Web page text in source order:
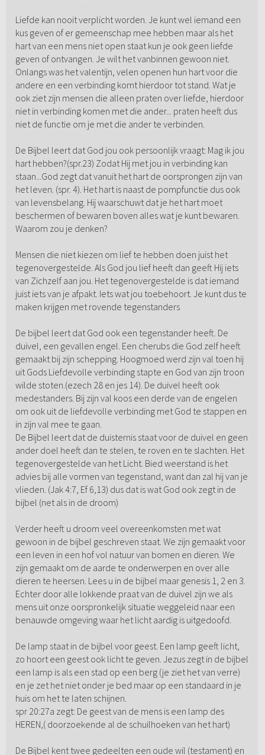
Liefde kan nooit verplicht worden. Je kunt wel iemand een
kus geven of er gemeenschap mee hebben maar als het
hart van een mens niet open staat kun je ook geen liefde
geven of ontvangen. Je wilt het vanbinnen gewoon niet.
Onlangs was het valentijn, velen openen hun hart voor die
andere en een verbinding komt hierdoor tot stand. Wat je
ook ziet zijn mensen die alleen praten over liefde, hierdoor
niet in verbinding komen met die ander... praten heeft dus
niet de functie om je met die ander te verbinden.
De Bijbel leert dat God jou ook persoonlijk vraagt: Mag ik jou
hart hebben?(spr.23) Zodat Hij met jou in verbinding kan
staan...God zegt dat vanuit het hart de oorsprongen zijn van
het leven. (spr. 4). Het hart is naast de pompfunctie dus ook
van levensbelang. Hij waarschuwt dat je het hart moet
beschermen of bewaren boven alles wat je kunt bewaren.
Waarom zou je denken?
Mensen die niet kiezen om lief te hebben doen juist het
tegenovergestelde. Als God jou lief heeft dan geeft Hij iets
van Zichzelf aan jou. Het tegenovergestelde is dat iemand
juist iets van je afpakt. Iets wat jou toebehoort. Je kunt dus te
maken krijgen met rovende tegenstanders
De bijbel leert dat God ook een tegenstander heeft. De
duivel, een gevallen engel. Een cherubs die God zelf heeft
gemaakt bij zijn schepping. Hoogmoed werd zijn val toen hij
uit Gods Liefdevolle verbinding stapte en God van zijn troon
wilde stoten.(ezech 28 en jes 14). De duivel heeft ook
medestanders. Bij zijn val koos een derde van de engelen
om ook uit de liefdevolle verbinding met God te stappen en
in zijn val mee te gaan.
De Bijbel leert dat de duisternis staat voor de duivel en geen
ander doel heeft dan te stelen, te roven en te slachten. Het
tegenovergestelde van het Licht. Bied weerstand is het
advies bij alle vormen van tegenstand, want dan zal hij van je
vlieden. (Jak 4:7, Ef 6,13) dus dat is wat God ook zegt in de
bijbel (net als in de droom)
Verder heeft u droom veel overeenkomsten met wat
gewoon in de bijbel geschreven staat. We zijn gemaakt voor
een leven in een hof vol natuur van bomen en dieren. We
zijn gemaakt om de aarde te onderwerpen en over alle
dieren te heersen. Lees u in de bijbel maar genesis 1, 2 en 3.
Echter door alle lokkende praat van de duivel zijn we als
mens uit onze oorspronkelijk situatie weggeleid naar een
benauwde omgeving waar het licht aardig is uitgedoofd.
De lamp staat in de bijbel voor geest. Een lamp geeft licht,
zo hoort een geest ook licht te geven. Jezus zegt in de bijbel
een lamp is als een stad op een berg (je ziet het van verre)
en je zet het niet onder je bed maar op een standaard in je
huis om het te laten schijnen.
spr 20:27a zegt: De geest van de mens is een lamp des
HEREN,( doorzoekende al de schuilhoeken van het hart)
De Bijbel kent twee gedeelten een oude wil (testament) en